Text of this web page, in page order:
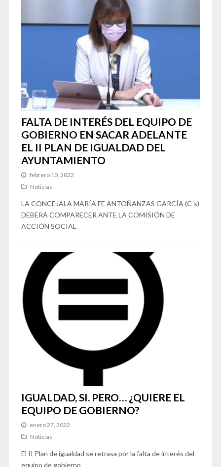
FALTA DE INTERÉS DEL EQUIPO DE
GOBIERNO EN SACAR ADELANTE
EL II PLAN DE IGUALDAD DEL
AYUNTAMIENTO
febrero 10, 2022
Noticias
LA CONCEJALA MARÍA FE ANTOÑANZAS GARCÍA (C´s)
DEBERÁ COMPARECER ANTE LA COMISIÓN DE
ACCIÓN SOCIAL
IGUALDAD, SI. PERO… ¿QUIERE EL
EQUIPO DE GOBIERNO?
enero 27, 2022
Noticias
El II Plan de igualdad se retrasa por la falta de interés del
equipo de gobierno